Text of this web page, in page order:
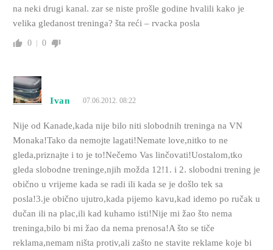
na neki drugi kanal. zar se niste prošle godine hvalili kako je
velika gledanost treninga? šta reći – rvacka posla
0 0
Ivan 07.06.2012. 08:22
Nije od Kanade,kada nije bilo niti slobodnih treninga na VN
Monaka!Tako da nemojte lagati!Nemate love,nitko to ne
gleda,priznajte i to je to!Nečemo Vas linčovati!Uostalom,tko
gleda slobodne treninge,njih možda 12!1. i 2. slobodni trening je
obično u vrijeme kada se radi ili kada se je došlo tek sa
posla!3.je obično ujutro,kada pijemo kavu,kad idemo po ručak u
dučan ili na plac,ili kad kuhamo isti!Nije mi žao što nema
treninga,bilo bi mi žao da nema prenosa!A što se tiče
reklama,nemam ništa protiv,ali zašto ne stavite reklame koje bi